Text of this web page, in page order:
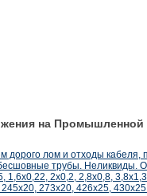
на
дорого лом и отходы кабеля,
трубы. Неликвиды.
1,6х0,22, 2х0,2, 2,8х0,8,
273х20, 426х25,